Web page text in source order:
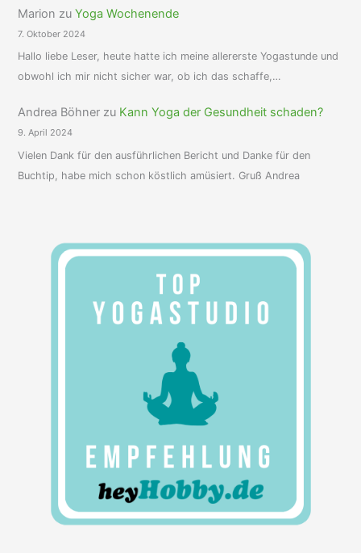
Marion zuYoga Wochenende
7. Oktober 2024
Hallo liebe Leser, heute hatte ich meine allererste Yogastunde und
obwohl ich mir nicht sicher war, ob ich das schaffe,…
Andrea Böhner zu Kann Yoga der Gesundheit schaden?
9. April 2024
Vielen Dank für den ausführlichen Bericht und Danke für den
Buchtip, habe mich schon köstlich amüsiert. Gruß Andrea